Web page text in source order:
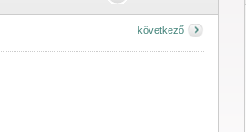
következő